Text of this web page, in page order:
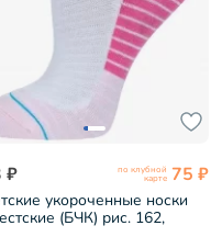
₽ по клубной
карте 75 ₽
укороченные носки
(БЧК) рис. 162,